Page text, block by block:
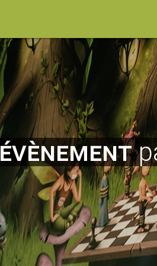
évènement